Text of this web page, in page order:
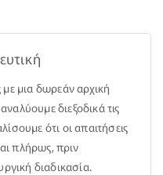
με μια δωρεάν αρχική
διεξοδικά τις
ότι οι απαιτήσεις
πλήρως, πριν
διαδικασία.